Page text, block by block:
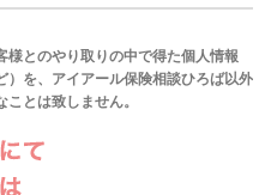
様とのやり取りの中で得た個人情報
）を、アイアール保険相談ひろば以外
とは致しません。